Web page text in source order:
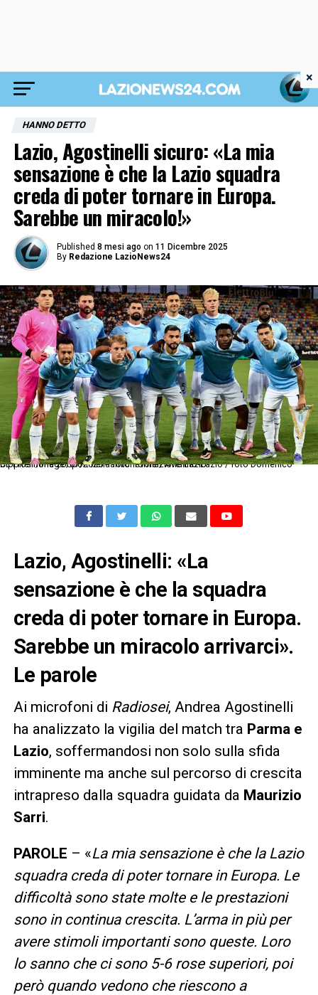
HANNO DETTO
Lazio, Agostinelli sicuro: «La mia
sensazione è che la Lazio squadra
creda di poter tornare in Europa.
Sarebbe un miracolo!»
Published 8 mesi ago on 11 Dicembre 2025
By Redazione LazioNews24
Dc Frosinone 26/07/2025 - amichevole / Avellino-Lazio / foto Domenico Cippitelli/Image Sport nella foto: formazione Lazio
Lazio, Agostinelli: «La
sensazione è che la squadra
creda di poter tornare in Europa.
Sarebbe un miracolo arrivarci».
Le parole
Ai microfoni di Radiosei, Andrea Agostinelli
ha analizzato la vigilia del match tra Parma e
Lazio, soffermandosi non solo sulla sfida
imminente ma anche sul percorso di crescita
intrapreso dalla squadra guidata da Maurizio
Sarri.
PAROLE – «La mia sensazione è che la Lazio
squadra creda di poter tornare in Europa. Le
difficoltà sono state molte e le prestazioni
sono in continua crescita. L’arma in più per
avere stimoli importanti sono queste. Loro
lo sanno che ci sono 5-6 rose superiori, poi
però quando vedono che riescono a
×